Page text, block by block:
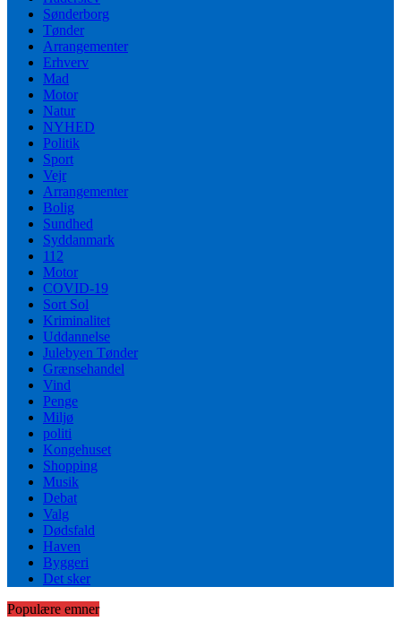
Sønderborg
Tønder
Arrangementer
Erhverv
Mad
Motor
Natur
NYHED
Politik
Sport
Vejr
Arrangementer
Bolig
Sundhed
Syddanmark
112
Motor
COVID-19
Sort Sol
Kriminalitet
Uddannelse
Julebyen Tønder
Grænsehandel
Vind
Penge
Miljø
politi
Kongehuset
Shopping
Musik
Debat
Valg
Dødsfald
Haven
Byggeri
Det sker
Populære emner